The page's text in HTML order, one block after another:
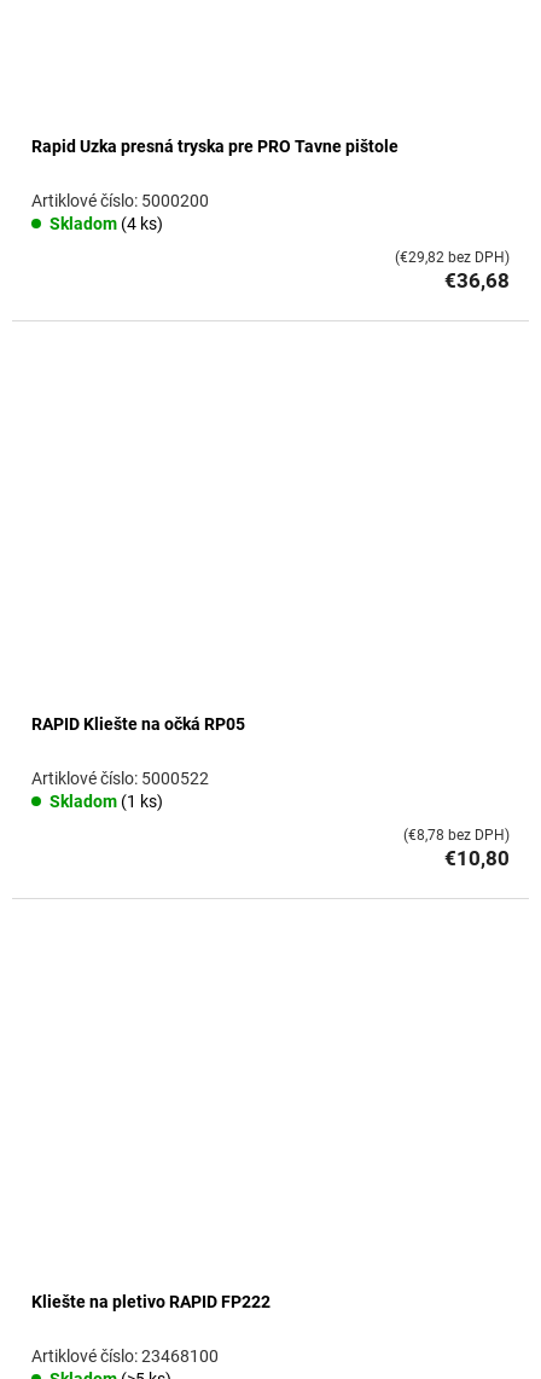
Rapid Uzka presná tryska pre PRO Tavne pištole
Skladom (4 ks)
5000200
€36,68
(€29,82 bez DPH)
RAPID Kliešte na očká RP05
Skladom (1 ks)
5000522
€10,80
(€8,78 bez DPH)
Kliešte na pletivo RAPID FP222
23468100